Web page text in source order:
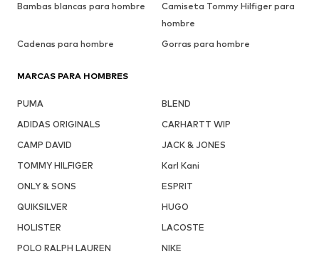
Bambas blancas para hombre
Camiseta Tommy Hilfiger para
hombre
Cadenas para hombre
Gorras para hombre
MARCAS PARA HOMBRES
PUMA
BLEND
ADIDAS ORIGINALS
CARHARTT WIP
CAMP DAVID
JACK & JONES
TOMMY HILFIGER
Karl Kani
ONLY & SONS
ESPRIT
QUIKSILVER
HUGO
HOLISTER
LACOSTE
POLO RALPH LAUREN
NIKE